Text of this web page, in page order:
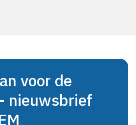
voor de
nieuwsbrief